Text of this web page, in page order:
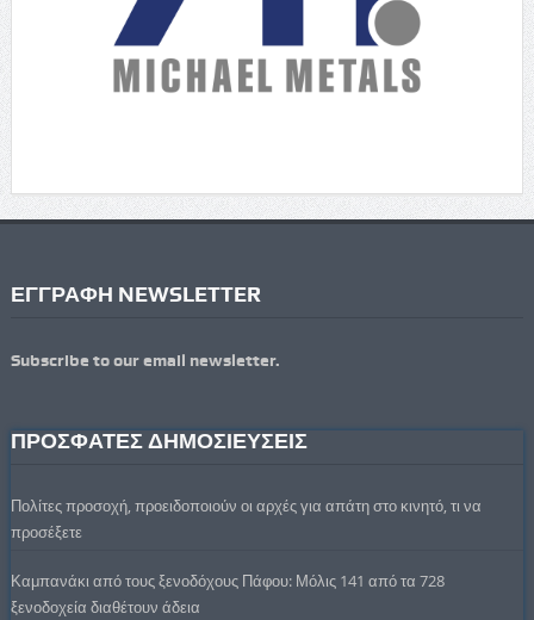
ΕΓΓΡΑΦΗ NEWSLETTER
Subscribe to our email newsletter.
ΠΡΟΣΦΑΤΕΣ ΔΗΜΟΣΙΕΥΣΕΙΣ
Πολίτες προσοχή, προειδοποιούν οι αρχές για απάτη στο κινητό, τι να
προσέξετε
Καμπανάκι από τους ξενοδόχους Πάφου: Μόλις 141 από τα 728
ξενοδοχεία διαθέτουν άδεια